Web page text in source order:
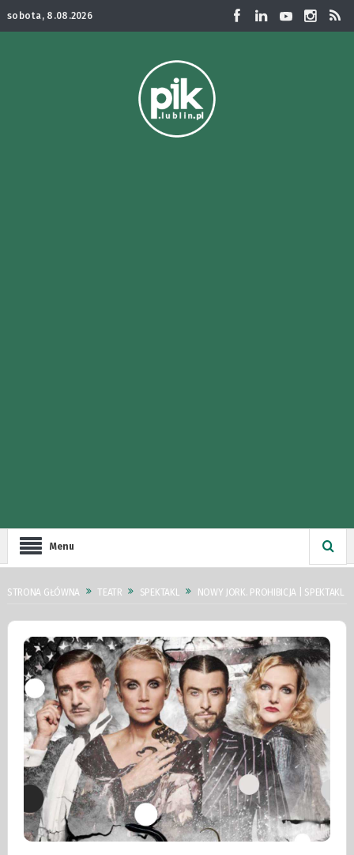
sobota, 8.08.2026
Menu
STRONA GŁÓWNA TEATR SPEKTAKL NOWY JORK. PROHIBICJA | SPEKTAKL